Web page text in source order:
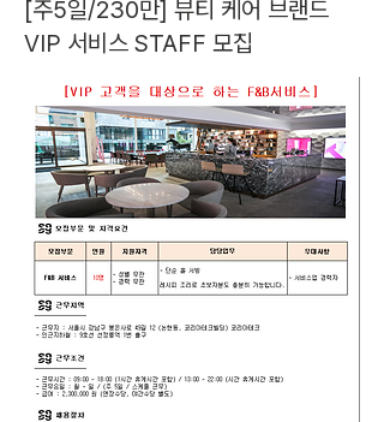
[주5일/230만] 뷰티 케어 브랜드
VIP 서비스 STAFF 모집